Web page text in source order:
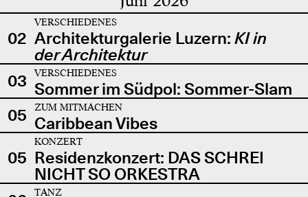
02
VERSCHIEDENES
Architekturgalerie Luzern: KI in
der Architektur
03
VERSCHIEDENES
Sommer im Südpol: Sommer-Slam
05
ZUM MITMACHEN
Caribbean Vibes
05
KONZERT
Residenzkonzert: DAS SCHREI
NICHT SO ORKESTRA
TANZ